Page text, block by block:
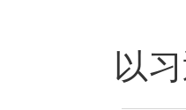
以